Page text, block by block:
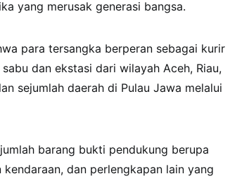
yang merusak generasi bangsa.
para tersangka berperan sebagai kurir
dan ekstasi dari wilayah Aceh, Riau,
sejumlah daerah di Pulau Jawa melalui
barang bukti pendukung berupa
dan perlengkapan lain yang